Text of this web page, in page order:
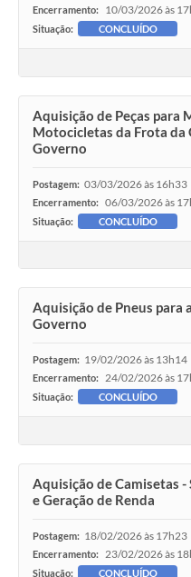
Encerramento: 10/03/2026 às
Situação: CONCLUÍDO
Aquisição de Peças para
Motocicletas da Frota da
Governo
Postagem: 03/03/2026 às 16h33
Encerramento: 06/03/2026 às
Situação: CONCLUÍDO
Aquisição de Pneus para
Governo
Postagem: 19/02/2026 às 13h14
Encerramento: 24/02/2026 às
Situação: CONCLUÍDO
Aquisição de Camisetas
e Geração de Renda
Postagem: 18/02/2026 às 17h23
Encerramento: 23/02/2026 às
Situação: CONCLUÍDO